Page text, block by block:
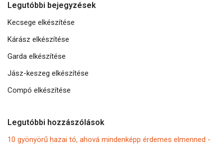
Legutóbbi bejegyzések
Kecsege elkészítése
Kárász elkészítése
Garda elkészítése
Jász-keszeg elkészítése
Compó elkészítése
Legutóbbi hozzászólások
10 gyönyörű hazai tó, ahová mindenképp érdemes elmenned -